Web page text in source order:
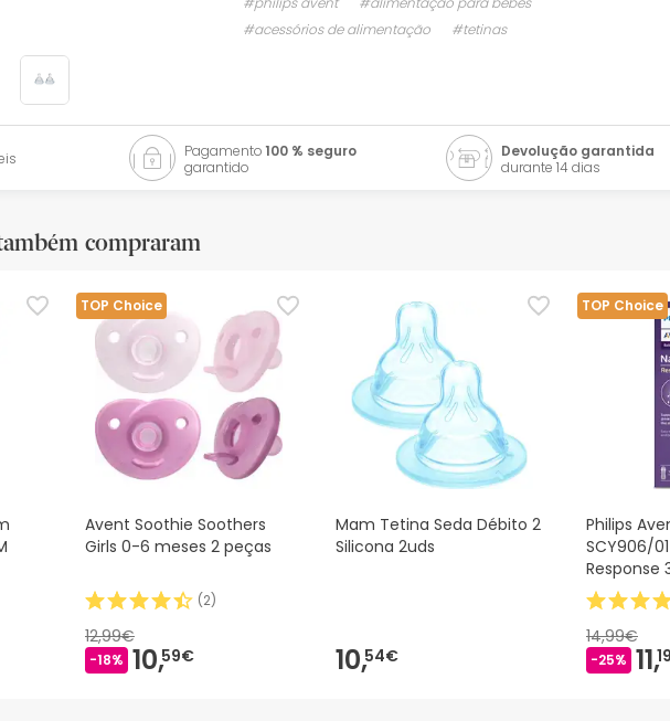
#acessórios de alimentação
#tetinas
Pagamento100 % seguro
garantido
Devolução garantida
durante 14 dias
compraram
TOP Choice
Avent Soothie Soothers
Girls 0-6 meses 2 peças
(2)
12,99€
-18% 10,59€
Mam Tetina Seda Débito 2
Silicona 2uds
10,54€
TOP Choice
Philips
SCY906/
Response
14,99€
-25% 11,